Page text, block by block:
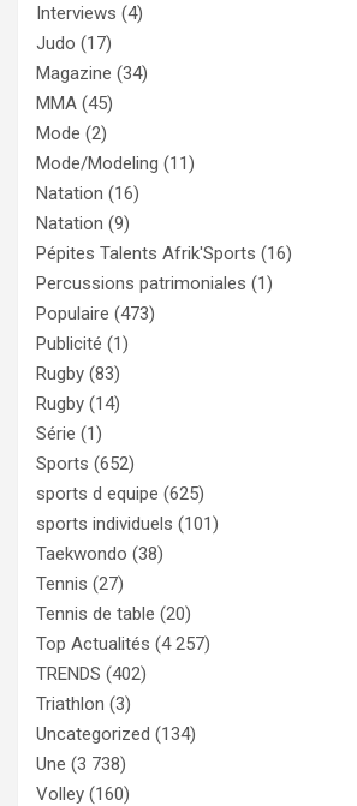
Interviews (4)
Judo (17)
Magazine (34)
MMA (45)
Mode (2)
Mode/Modeling (11)
Natation (16)
Natation (9)
Pépites Talents Afrik'Sports (16)
Percussions patrimoniales (1)
Populaire (473)
Publicité (1)
Rugby (83)
Rugby (14)
Série (1)
Sports (652)
sports d equipe (625)
sports individuels (101)
Taekwondo (38)
Tennis (27)
Tennis de table (20)
Top Actualités (4 257)
TRENDS (402)
Triathlon (3)
Uncategorized (134)
Une (3 738)
Volley (160)